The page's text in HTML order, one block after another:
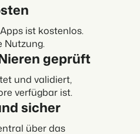
ist kostenlos.
Nutzung.
geprüft
und validiert,
verfügbar ist.
sicher
über das